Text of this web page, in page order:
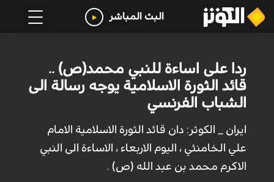
البث المباشر
ردا على اساءة للنبي محمد(ص) ..
قائد الثورة الاسلامية يوجه رسالة الى
الشباب الفرنسي
ايران _ الكوثر: دان قائد الثورة الاسلامية الامام
علي الخامنئي ، اليوم الاربعاء ، الاساءة الى النبي
الاكرم محمد بن عبد الله (ص) .